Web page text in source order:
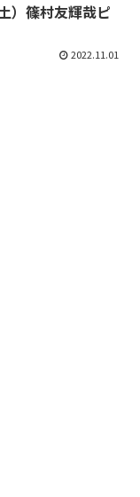
）篠村友輝哉ピ
2022.11.01